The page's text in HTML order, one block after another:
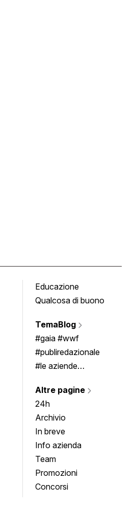
Educazione
Qualcosa di buono
TemaBlog
#gaia #wwf
#publiredazionale
#le aziende
Altre pagine
24h
Archivio
In breve
Info azienda
Team
Promozioni
Concorsi